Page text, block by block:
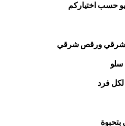
حسب اختياركم
وشرقيورقصشرقي
سلو
فرد
بتحبوة